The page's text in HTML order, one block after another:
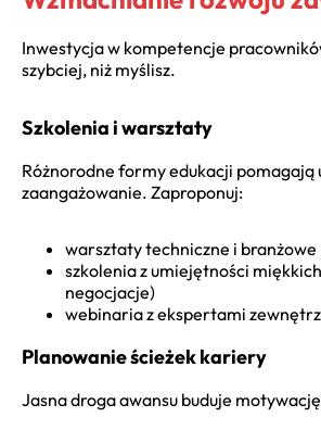
Inwestycja w kompetencje
szybciej, niż myślisz.
Szkolenia i warsztaty
Różnorodne formy edukacji pomagają
zaangażowanie. Zaproponuj:
warsztaty techniczne i branżowe
szkolenia z umiejętności
negocjacje)
webinaria z ekspertami
Planowanie ścieżek kariery
Jasna droga awansu buduje